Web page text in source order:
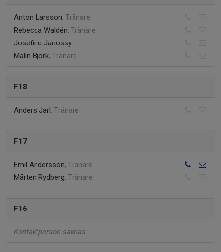
Anton Larsson, Tränare
Rebecca Waldén, Tränare
Josefine Janossy
Malin Björk, Tränare
F18
Anders Jarl, Tränare
F17
Emil Andersson, Tränare
Mårten Rydberg, Tränare
F16
Kontaktperson saknas